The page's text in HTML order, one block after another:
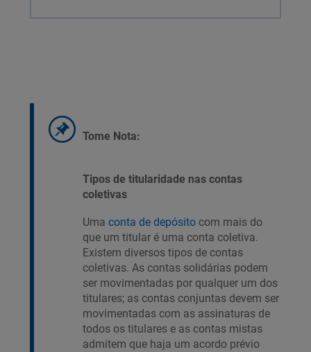
Tome Nota:
Tipos de titularidade nas contas
coletivas
Uma conta de depósitocom mais do
que um titular é uma conta coletiva.
Existem diversos tipos de contas
coletivas. As contas solidárias podem
ser movimentadas por qualquer um dos
titulares; as contas conjuntas devem ser
movimentadas com as assinaturas de
todos os titulares e as contas mistas
admitem que haja um acordo prévio